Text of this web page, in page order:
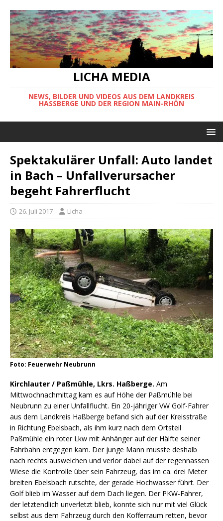
LICHA MEDIA
NEWS, BILDER UND VIDEOS AUS DEM LANDKREIS
HASSBERGE UND DER REGION MAIN-RHÖN
Spektakulärer Unfall: Auto landet
in Bach – Unfallverursacher
begeht Fahrerflucht
26. Juli 2017 Licha
Foto: Feuerwehr Neubrunn
Kirchlauter / Paßmühle, Lkrs. Haßberge. Am
Mittwochnachmittag kam es auf Höhe der Paßmühle bei
Neubrunn zu einer Unfallflucht. Ein 20-jähriger VW Golf-Fahrer
aus dem Landkreis Haßberge befand sich auf der Kreisstraße
in Richtung Ebelsbach, als ihm kurz nach dem Ortsteil
Paßmühle ein roter Lkw mit Anhänger auf der Hälfte seiner
Fahrbahn entgegen kam. Der junge Mann musste deshalb
nach rechts ausweichen und verlor dabei auf der regennassen
Wiese die Kontrolle über sein Fahrzeug, das im ca. drei Meter
breiten Ebelsbach rutschte, der gerade Hochwasser führt. Der
Golf blieb im Wasser auf dem Dach liegen. Der PKW-Fahrer,
der letztendlich unverletzt blieb, konnte sich nur mit viel Glück
selbst aus dem Fahrzeug durch den Kofferraum retten, bevor